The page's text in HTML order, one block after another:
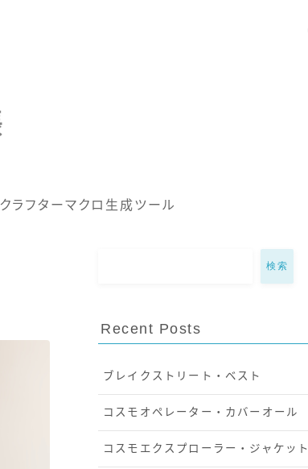
クラフターマクロ生成ツール
検索
Recent Posts
ブレイクストリート・ベスト
コスモオペレーター・カバーオール
コスモエクスプローラー・ジャケット